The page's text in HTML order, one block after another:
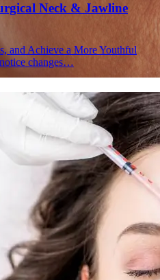
Removal Treatment in Montreal
Lesions and Laser Hair
Montreal Treatment
Montreal
Rejuvenating Lifts
RF and CO2 Laser
Treatment Montreal
Neck & Jawline
and Achieve a More Youthful
changes…